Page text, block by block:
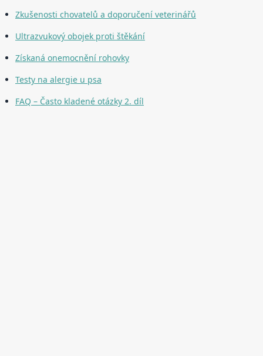
Zkušenosti chovatelů a doporučení veterinářů
Ultrazvukový obojek proti štěkání
Získaná onemocnění rohovky
Testy na alergie u psa
FAQ – Často kladené otázky 2. díl